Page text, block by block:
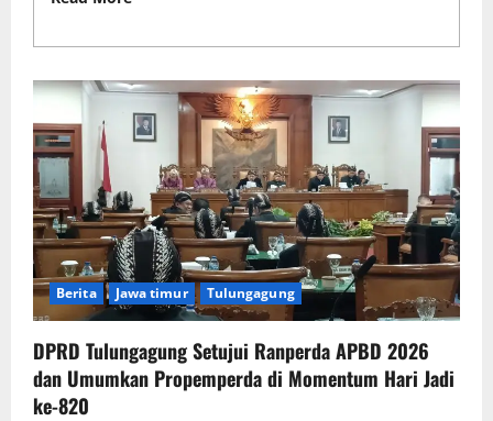
Berita Jawa timur Tulungagung
DPRD Tulungagung Setujui Ranperda APBD 2026
dan Umumkan Propemperda di Momentum Hari Jadi
ke-820